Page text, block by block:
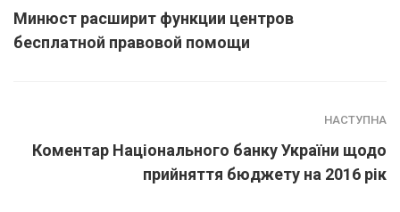
Минюст расширит функции центров
бесплатной правовой помощи
НАСТУПНА
Коментар Національного банку України щодо
прийняття бюджету на 2016 рік